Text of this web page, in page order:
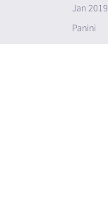
Jan 2019
Panini